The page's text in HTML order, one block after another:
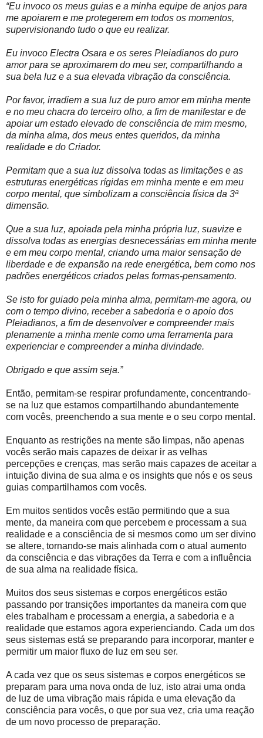
“Eu invoco os meus guias e a minha equipe de anjos para
me apoiarem e me protegerem em todos os momentos,
supervisionando tudo o que eu realizar.
Eu invoco Electra Osara e os seres Pleiadianos do puro
amor para se aproximarem do meu ser, compartilhando a
sua bela luz e a sua elevada vibração da consciência.
Por favor, irradiem a sua luz de puro amor em minha mente
e no meu chacra do terceiro olho, a fim de manifestar e de
apoiar um estado elevado de consciência de mim mesmo,
da minha alma, dos meus entes queridos, da minha
realidade e do Criador.
Permitam que a sua luz dissolva todas as limitações e as
estruturas energéticas rígidas em minha mente e em meu
corpo mental, que simbolizam a consciência física da 3ª
dimensão.
Que a sua luz, apoiada pela minha própria luz, suavize e
dissolva todas as energias desnecessárias em minha mente
e em meu corpo mental, criando uma maior sensação de
liberdade e de expansão na rede energética, bem como nos
padrões energéticos criados pelas formas-pensamento.
Se isto for guiado pela minha alma, permitam-me agora, ou
com o tempo divino, receber a sabedoria e o apoio dos
Pleiadianos, a fim de desenvolver e compreender mais
plenamente a minha mente como uma ferramenta para
experienciar e compreender a minha divindade.
Obrigado e que assim seja.”
Então, permitam-se respirar profundamente, concentrando-
se na luz que estamos compartilhando abundantemente
com vocês, preenchendo a sua mente e o seu corpo mental.
Enquanto as restrições na mente são limpas, não apenas
vocês serão mais capazes de deixar ir as velhas
percepções e crenças, mas serão mais capazes de aceitar a
intuição divina de sua alma e os insights que nós e os seus
guias compartilhamos com vocês.
Em muitos sentidos vocês estão permitindo que a sua
mente, da maneira com que percebem e processam a sua
realidade e a consciência de si mesmos como um ser divino
se altere, tornando-se mais alinhada com o atual aumento
da consciência e das vibrações da Terra e com a influência
de sua alma na realidade física.
Muitos dos seus sistemas e corpos energéticos estão
passando por transições importantes da maneira com que
eles trabalham e processam a energia, a sabedoria e a
realidade que estamos agora experienciando. Cada um dos
seus sistemas está se preparando para incorporar, manter e
permitir um maior fluxo de luz em seu ser.
A cada vez que os seus sistemas e corpos energéticos se
preparam para uma nova onda de luz, isto atrai uma onda
de luz de uma vibração mais rápida e uma elevação da
consciência para vocês, o que por sua vez, cria uma reação
de um novo processo de preparação.